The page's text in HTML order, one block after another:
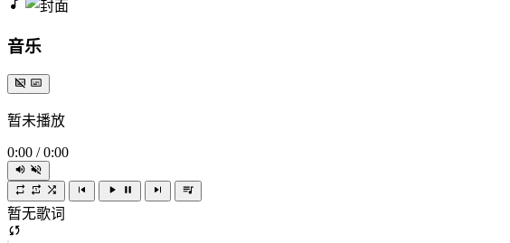
音乐
暂未播放
0:00 / 0:00
暂无歌词